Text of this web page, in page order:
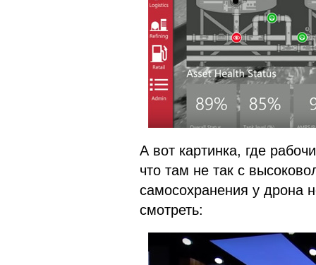
А вот картинка, где
что там не так с
самосохранения у дрона
смотреть: